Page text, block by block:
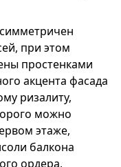
при этом
простенками
акцента фасада
ризалиту,
можно
этаже,
балкона
ордера,